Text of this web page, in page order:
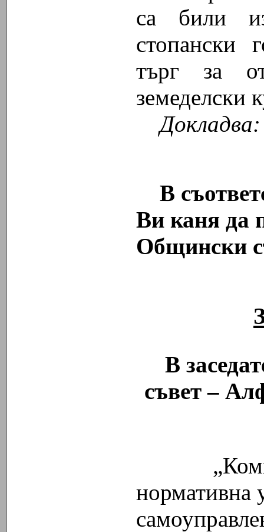
са били
стопански
търг за
земеделски
В
Ви каня да
Общински
В
съвет –
нормативна